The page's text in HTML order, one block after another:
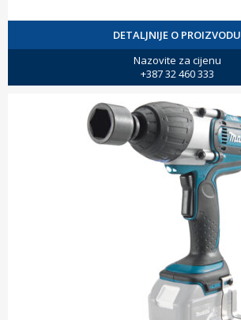
DETALJNIJE O PROIZVODU
Nazovite za cijenu
+387 32 460 333